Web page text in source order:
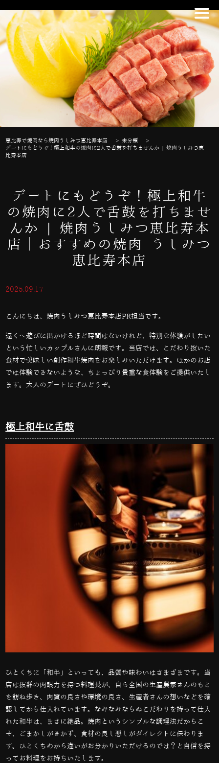
恵比寿で焼肉なら焼肉うしみつ恵比寿本店 >未分類
>
デートにもどうぞ！極上和牛の焼肉に2人で舌鼓を打ちませんか | 焼肉うしみつ恵
比寿本店
デートにもどうぞ！極上和牛
の焼肉に2人で舌鼓を打ちませ
んか | 焼肉うしみつ恵比寿本
店｜おすすめの焼肉 うしみつ
恵比寿本店
2025.09.17
こんにちは、焼肉うしみつ恵比寿本店PR担当です。
遠くへ遊びに出かけるほど時間はないけれど、特別な体験がしたい
という忙しいカップルさんに朗報です。当店では、こだわり抜いた
食材で美味しい創作和牛焼肉をお楽しみいただけます。ほかのお店
では体験できないような、ちょっぴり貴重な食体験をご提供いたし
ます。大人のデートにぜひどうぞ。
極上和牛に舌鼓
ひとくちに「和牛」といっても、品質や味わいはさまざまです。当
店は抜群の肉眼力を持つ料理長が、自ら全国の生産農家さんのもと
を訪ね歩き、肉質の良さや環境の良さ、生産者さんの想いなどを確
認してから仕入れています。なみなみならぬこだわりを持って仕入
れた和牛は、まさに絶品。焼肉というシンプルな調理法だからこ
そ、ごまかしがきかず、食材の良し悪しがダイレクトに伝わりま
す。ひとくちめから違いがお分かりいただけるのでは？と自信を持
ってお料理をお持ちいたします。